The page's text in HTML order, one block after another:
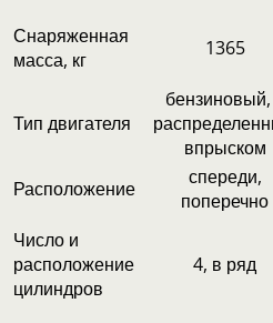
Снаряженная
масса, кг
1365
Тип двигателя
впрыском
Расположение
спереди,
поперечно
Число и
расположение
цилиндров
4, в ряд